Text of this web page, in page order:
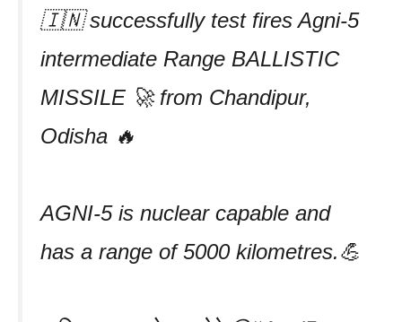
🇮🇳 successfully test fires Agni-5
intermediate Range BALLISTIC
MISSILE 🚀 from Chandipur,
Odisha 🔥
AGNI-5 is nuclear capable and
has a range of 5000 kilometres.💪